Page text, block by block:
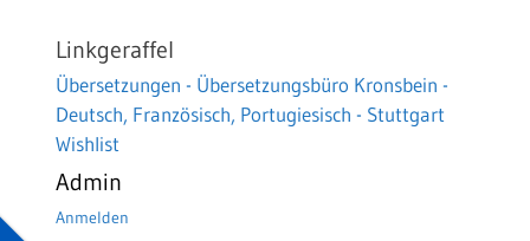
Linkgeraffel
Übersetzungen - Übersetzungsbüro Kronsbein -
Deutsch, Französisch, Portugiesisch - Stuttgart
Wishlist
Admin
Anmelden